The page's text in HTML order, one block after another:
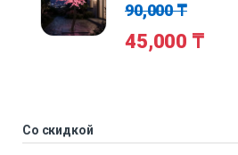
90,000₸
45,000 ₸
Со скидкой